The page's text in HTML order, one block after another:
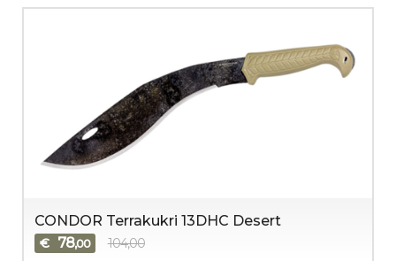
CONDOR Terrakukri 13DHC Desert
€ 78,00 104,00